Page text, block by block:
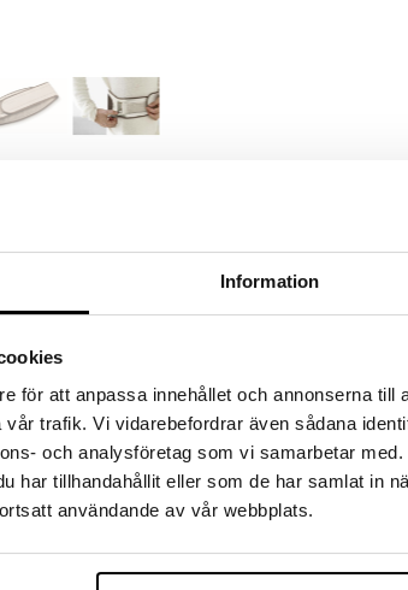
Information
för att anpassa innehållet och annonserna till
trafik. Vi vidarebefordrar även sådana
och analysföretag som vi samarbetar
har tillhandahållit eller som de har samlat in
användande av vår webbplats.
ihanteellinen sisä- ja ulkokäyttöön
käyttää myös vaatteiden alla joustavan ja
litiumioniakku, jossa on LED-näyttö latausta ja
ja helppokäyttöinen, erittäin pehmeä pinta,
Joustavat painonappikiinnikkeet takaavat